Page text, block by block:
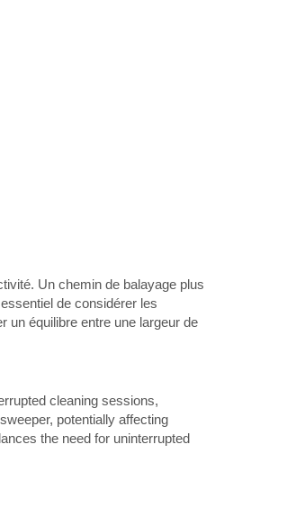
Un chemin de balayage plus
de considérer les
un équilibre entre une largeur de
cleaning sessions,
potentially affecting
the need for uninterrupted